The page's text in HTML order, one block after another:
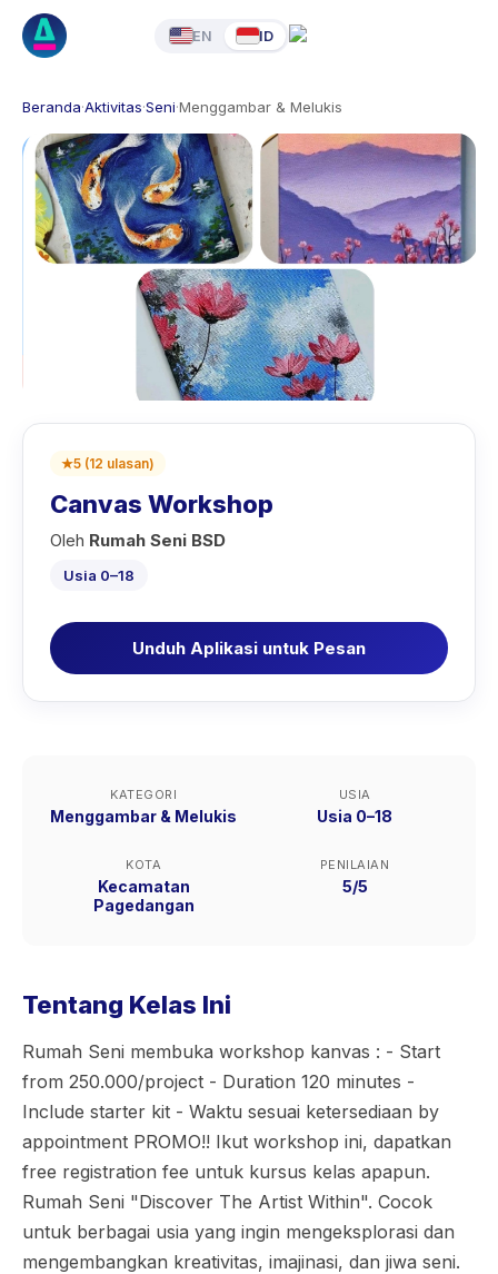
EN ID
Beranda·Aktivitas·Seni·Menggambar & Melukis
★5 (12 ulasan)
Canvas Workshop
Oleh Rumah Seni BSD
Usia 0–18
Unduh Aplikasi untuk Pesan
KATEGORI
Menggambar & Melukis
USIA
Usia 0–18
KOTA
Kecamatan
Pagedangan
PENILAIAN
5/5
Tentang Kelas Ini
Rumah Seni membuka workshop kanvas : - Start
from 250.000/project - Duration 120 minutes -
Include starter kit - Waktu sesuai ketersediaan by
appointment PROMO!! Ikut workshop ini, dapatkan
free registration fee untuk kursus kelas apapun.
Rumah Seni "Discover The Artist Within". Cocok
untuk berbagai usia yang ingin mengeksplorasi dan
mengembangkan kreativitas, imajinasi, dan jiwa seni.